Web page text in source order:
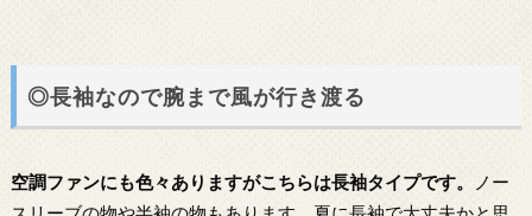
◎長袖なので腕まで風が行き渡る
空調ファンにも色々ありますがこちらは長袖タイプです。
ノー